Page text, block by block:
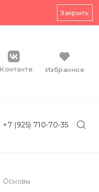
Закрыть
Избранное
(925) 710-70-35
Основы